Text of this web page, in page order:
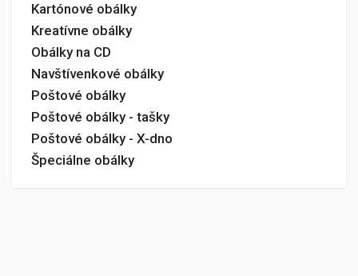
Kartónové obálky
Kreatívne obálky
Obálky na CD
Navštívenkové obálky
Poštové obálky
Poštové obálky - tašky
Poštové obálky - X-dno
Špeciálne obálky